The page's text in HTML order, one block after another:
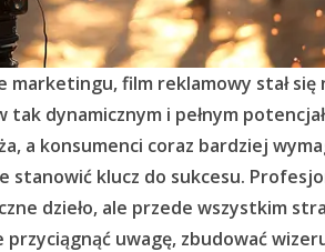
marketingu, film reklamowy stał się
tak dynamicznym i pełnym
a konsumenci coraz bardziej
stanowić klucz do sukcesu.
dzieło, ale przede wszystkim
uwagę, zbudować